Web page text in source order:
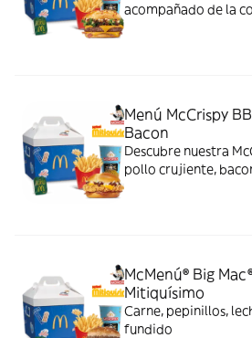
acompañado de la
doble de cheddar,
Menú McCrispy
Bacon
Descubre nuestra McCrispy BBQ&Bacon:
pollo crujiente,
harina de trigo con
McMenú® Big
Mitiquísimo
Carne, pepinillos,
fundido